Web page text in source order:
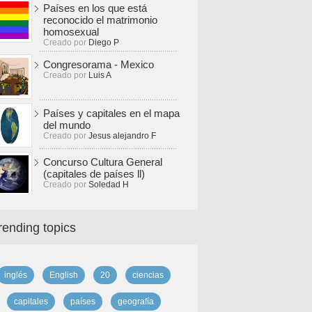
Países en los que está
reconocido el matrimonio
homosexual
Creado por Diego P
Congresorama - Mexico
Creado por Luis A
Países y capitales en el mapa
del mundo
Creado por Jesus alejandro F
Concurso Cultura General
(capitales de países ll)
Creado por Soledad H
topics
inglés English 20 ciencias
capitales países geografía